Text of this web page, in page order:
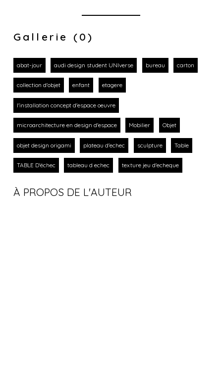
Gallerie (0)
abat-jour audi design student UNIverse bureau carton
collection d'objet enfant etagere
l'installation concept d'espace oeuvre
microarchitecture en design d'espace Mobilier Objet
objet design origami plateau d'echec sculpture Table
TABLE D'échec tableau d echec texture jeu d'echeque
À PROPOS DE L'AUTEUR